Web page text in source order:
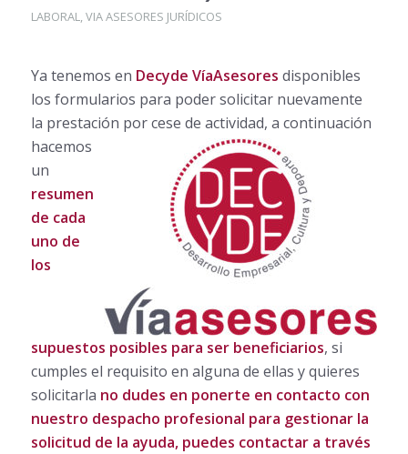
LABORAL,VIA ASESORES JURÍDICOS
Ya tenemos en Decyde VíaAsesores disponibles
los formularios para poder solicitar nuevamente
la prestación por cese de actividad, a continuación
hacemos
un
resumen
de cada
uno de
los
supuestos posibles para ser beneficiarios, si
cumples el requisito en alguna de ellas y quieres
solicitarla no dudes en ponerte en contacto con
nuestro despacho profesional para gestionar la
solicitud de la ayuda, puedes contactar a través